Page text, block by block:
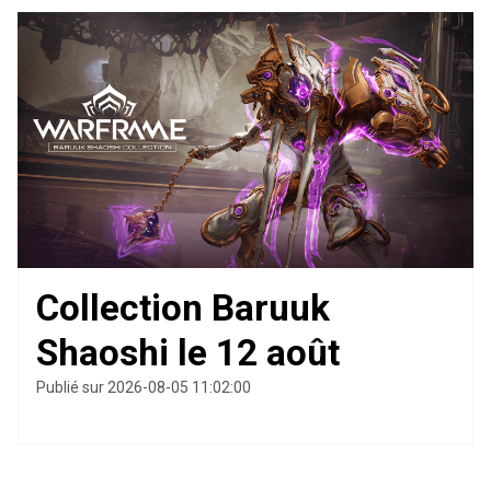
Collection Baruuk
Shaoshi le 12 août
Publié sur 2026-08-05 11:02:00